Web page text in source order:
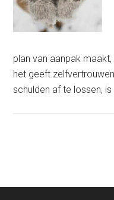
plan van aanpak
het geeft
schulden af te lossen,